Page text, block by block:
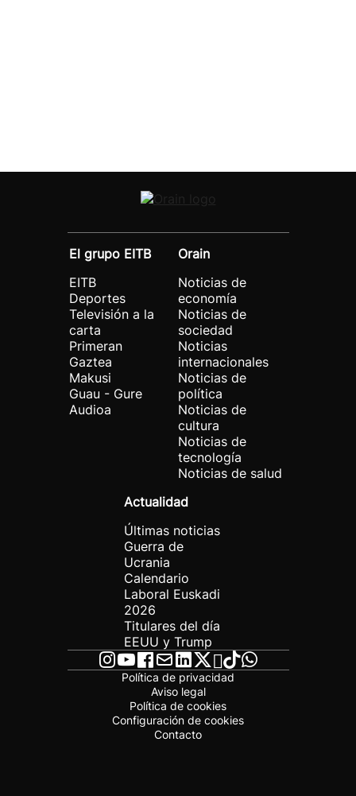
El grupo EITB
EITB
Deportes
Televisión a la
carta
Primeran
Gaztea
Makusi
Guau - Gure
Audioa
Orain
Noticias de
economía
Noticias de
sociedad
Noticias
internacionales
Noticias de
política
Noticias de
cultura
Noticias de
tecnología
Noticias de salud
Actualidad
Últimas noticias
Guerra de
Ucrania
Calendario
Laboral Euskadi
2026
Titulares del día
EEUU y Trump
Política de privacidad
Aviso legal
Política de cookies
Configuración de cookies
Contacto